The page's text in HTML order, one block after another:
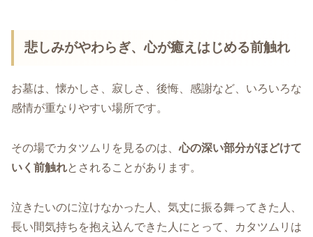
悲しみがやわらぎ、心が癒えはじめる前触れ
お墓は、懐かしさ、寂しさ、後悔、感謝など、いろいろな
感情が重なりやすい場所です。
その場でカタツムリを見るのは、心の深い部分がほどけて
いく前触れとされることがあります。
泣きたいのに泣けなかった人、気丈に振る舞ってきた人、
長い間気持ちを抱え込んできた人にとって、カタツムリは